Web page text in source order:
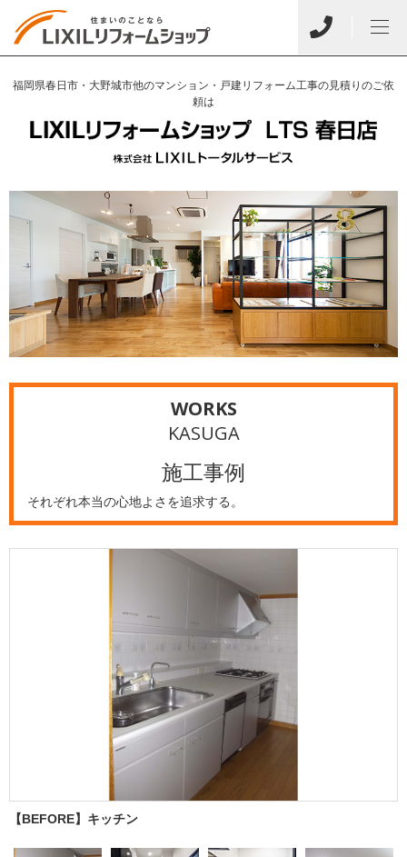
福岡県春日市・大野城市他のマンション・戸建リフォーム工事の見積りのご依
頼は
WORKS
KASUGA
施工事例
それぞれ本当の心地よさを追求する。
【BEFORE】キッチン